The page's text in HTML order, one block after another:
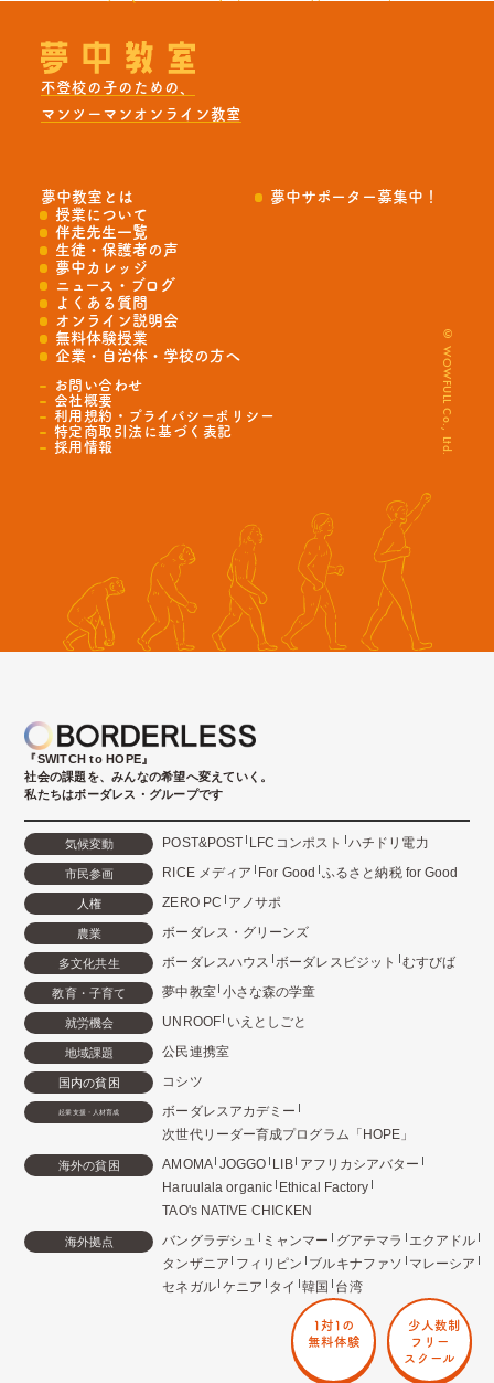
不登校の子のための、
マンツーマンオンライン教室
夢中教室とは
授業について
伴走先生一覧
生徒・保護者の声
夢中カレッジ
ニュース・ブログ
よくある質問
オンライン説明会
無料体験授業
企業・自治体・学校の方へ
夢中サポーター募集中！
お問い合わせ
会社概要
利用規約・プライバシーポリシー
特定商取引法に基づく表記
採用情報
© WOWFULL Co., Ltd.
少人数制
フリー
スクール
1対1の
無料体験
『SWITCH to HOPE』
社会の課題を、みんなの希望へ変えていく。
私たちはボーダレス・グループです
気候変動 POST&POST LFCコンポスト ハチドリ電力
市民参画 RICE メディア For Good ふるさと納税 for Good
人権 ZERO PC アノサポ
農業 ボーダレス・グリーンズ
多文化共生 ボーダレスハウス ボーダレスビジット むすびば
教育・子育て 夢中教室 小さな森の学童
就労機会 UNROOF いえとしごと
地域課題 公民連携室
国内の貧困 コシツ
起業支援・人材育成
ボーダレスアカデミー
次世代リーダー育成プログラム「HOPE」
海外の貧困 AMOMA JOGGO LIB アフリカシアバター
Haruulala organic Ethical Factory
TAO's NATIVE CHICKEN
海外拠点 バングラデシュ ミャンマー グアテマラ
エクアドル
タンザニア フィリピン ブルキナファソ マレーシア
セネガル ケニア タイ 韓国 台湾